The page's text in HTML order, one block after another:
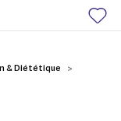
& Diététique